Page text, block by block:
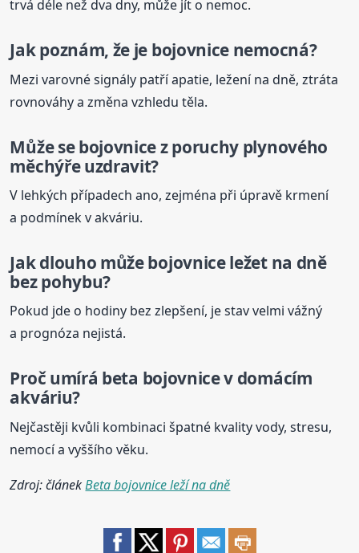
trvá déle než dva dny, může jít o nemoc.
Jak poznám, že je bojovnice nemocná?
Mezi varovné signály patří apatie, ležení na dně, ztráta
rovnováhy a změna vzhledu těla.
Může sebojovnicez poruchy plynového
měchýře uzdravit?
V lehkých případech ano, zejména při úpravě krmení
a podmínek v akváriu.
Jak dlouho můžebojovniceležet na dně
bez pohybu?
Pokud jde o hodiny bez zlepšení, je stav velmi vážný
a prognóza nejistá.
Proč umírá beta bojovnicev domácím
akváriu?
Nejčastěji kvůli kombinaci špatné kvality vody, stresu,
nemocí a vyššího věku.
Zdroj: článekBeta bojovnice leží na dně